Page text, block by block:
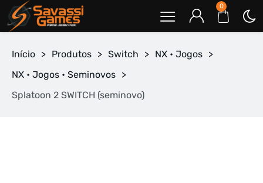
0
Início > Produtos > Switch > NX • Jogos >
NX • Jogos • Seminovos >
Splatoon 2 SWITCH (seminovo)